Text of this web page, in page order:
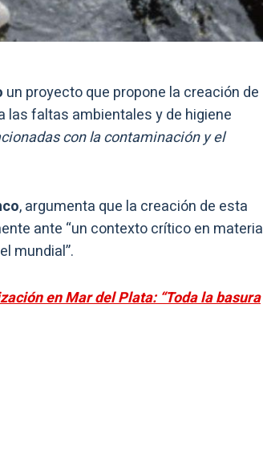
un proyecto que propone la creación de
las faltas ambientales y de higiene
con la contaminación y el
, argumenta que la creación de esta
ante “un contexto crítico en materia
mundial”.
en Mar del Plata: “Toda la basura